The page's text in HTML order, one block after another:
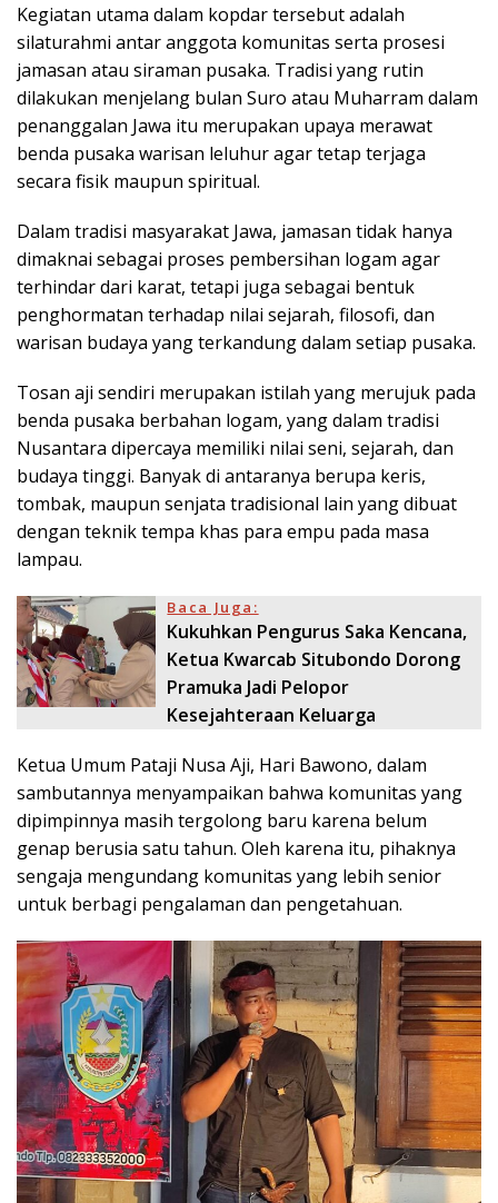
Kegiatan utama dalam kopdar tersebut adalah
silaturahmi antar anggota komunitas serta prosesi
jamasan atau siraman pusaka. Tradisi yang rutin
dilakukan menjelang bulan Suro atau Muharram dalam
penanggalan Jawa itu merupakan upaya merawat
benda pusaka warisan leluhur agar tetap terjaga
secara fisik maupun spiritual.
Dalam tradisi masyarakat Jawa, jamasan tidak hanya
dimaknai sebagai proses pembersihan logam agar
terhindar dari karat, tetapi juga sebagai bentuk
penghormatan terhadap nilai sejarah, filosofi, dan
warisan budaya yang terkandung dalam setiap pusaka.
Tosan aji sendiri merupakan istilah yang merujuk pada
benda pusaka berbahan logam, yang dalam tradisi
Nusantara dipercaya memiliki nilai seni, sejarah, dan
budaya tinggi. Banyak di antaranya berupa keris,
tombak, maupun senjata tradisional lain yang dibuat
dengan teknik tempa khas para empu pada masa
lampau.
Baca Juga:
Kukuhkan Pengurus Saka Kencana,
Ketua Kwarcab Situbondo Dorong
Pramuka Jadi Pelopor
Kesejahteraan Keluarga
Ketua Umum Pataji Nusa Aji, Hari Bawono, dalam
sambutannya menyampaikan bahwa komunitas yang
dipimpinnya masih tergolong baru karena belum
genap berusia satu tahun. Oleh karena itu, pihaknya
sengaja mengundang komunitas yang lebih senior
untuk berbagi pengalaman dan pengetahuan.